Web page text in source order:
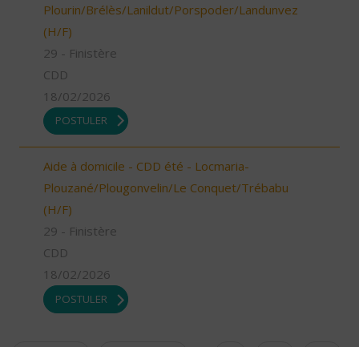
Plourin/Brélès/Lanildut/Porspoder/Landunvez
(H/F)
29 - Finistère
CDD
18/02/2026
POSTULER
Aide à domicile - CDD été - Locmaria-
Plouzané/Plougonvelin/Le Conquet/Trébabu
(H/F)
29 - Finistère
CDD
18/02/2026
POSTULER